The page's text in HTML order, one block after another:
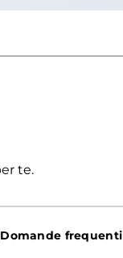
te.
Domande frequenti